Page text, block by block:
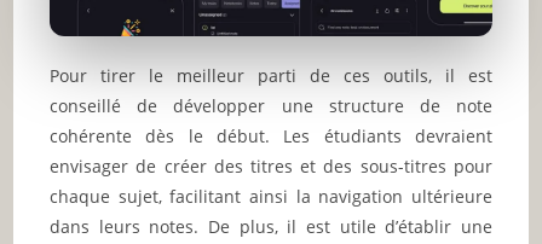
Pour tirer le meilleur parti de ces outils, il est
conseillé de développer une structure de note
cohérente dès le début. Les étudiants devraient
envisager de créer des titres et des sous-titres pour
chaque sujet, facilitant ainsi la navigation ultérieure
dans leurs notes. De plus, il est utile d’établir une